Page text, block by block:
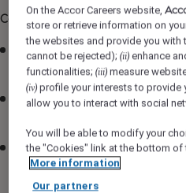
Ce que l'établissement vous offre
Avantages et taux réduitspour
hôtels Accor mondialement
Accès au gym,au terrain de
Stage non-rémunéréavec
500$CAD
On the Accor Careers website,
store or retrieve information on
the websites and provide you with
cannot be rejected);(ii) enhance
functionalities;(iii) measure
(iv) profile your interests to provide
allow you to interact with social
You will be able to modify your
the "Cookies" link at the bottom of
More information
Our partners